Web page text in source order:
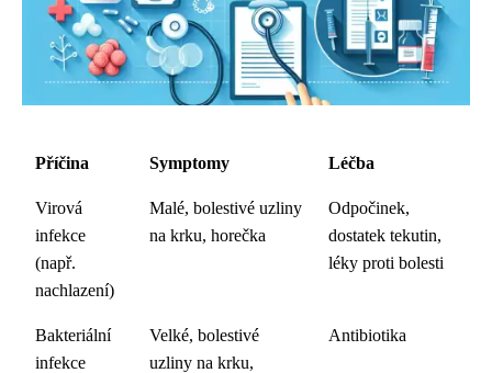
Příčina Symptomy Léčba
Virová
infekce
(např.
nachlazení)
Malé, bolestivé uzliny
na krku, horečka
Odpočinek,
dostatek tekutin,
léky proti bolesti
Bakteriální
infekce
Velké, bolestivé
uzliny na krku,
Antibiotika